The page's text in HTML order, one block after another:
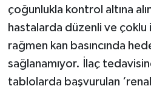
çoğunlukla kontrol altına
hastalarda düzenli ve çoklu
rağmen kan basıncında
sağlanamıyor. İlaç
tablolarda başvurulan